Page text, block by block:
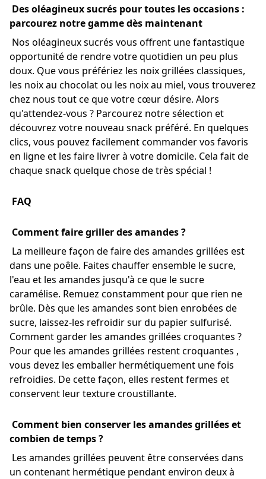
Des oléagineux sucrés pour toutes les occasions :
parcourez notre gamme dès maintenant
Nos oléagineux sucrés vous offrent une fantastique
opportunité de rendre votre quotidien un peu plus
doux. Que vous préfériez les noix grillées classiques,
les noix au chocolat ou les noix au miel, vous trouverez
chez nous tout ce que votre cœur désire. Alors
qu'attendez-vous ? Parcourez notre sélection et
découvrez votre nouveau snack préféré. En quelques
clics, vous pouvez facilement commander vos favoris
en ligne et les faire livrer à votre domicile. Cela fait de
chaque snack quelque chose de très spécial !
FAQ
Comment faire griller des amandes ?
La meilleure façon de faire des amandes grillées est
dans une poêle. Faites chauffer ensemble le sucre,
l'eau et les amandes jusqu'à ce que le sucre
caramélise. Remuez constamment pour que rien ne
brûle. Dès que les amandes sont bien enrobées de
sucre, laissez-les refroidir sur du papier sulfurisé.
Comment garder les amandes grillées croquantes ?
Pour que les amandes grillées restent croquantes ,
vous devez les emballer hermétiquement une fois
refroidies. De cette façon, elles restent fermes et
conservent leur texture croustillante.
Comment bien conserver les amandes grillées et
combien de temps ?
Les amandes grillées peuvent être conservées dans
un contenant hermétique pendant environ deux à